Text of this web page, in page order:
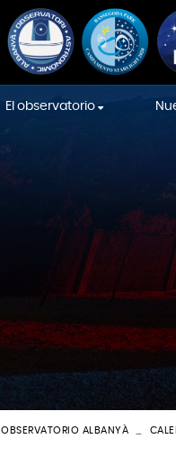
El observatorio
Equipamiento
La construcción
Sala de las
OBSERVATORIO ALBANYÀ